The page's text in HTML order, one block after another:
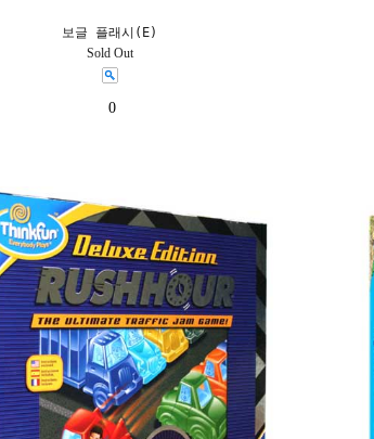
보글 플래시(E)
Sold Out
0